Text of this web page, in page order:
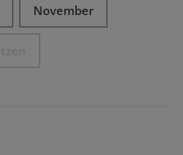
November